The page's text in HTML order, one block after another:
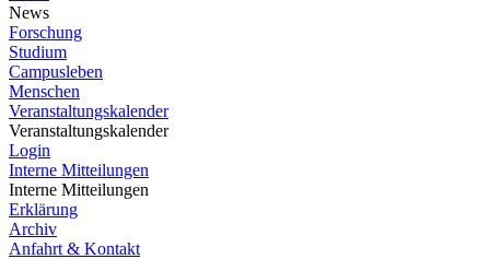
News
Forschung
Studium
Campusleben
Menschen
Veranstaltungskalender
Veranstaltungskalender
Login
Interne Mitteilungen
Interne Mitteilungen
Erklärung
Archiv
Anfahrt & Kontakt